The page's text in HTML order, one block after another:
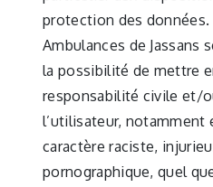
protection des données.
Ambulances de Jassans
la possibilité de mettre
responsabilité civile et/
l’utilisateur, notamment
caractère raciste,
pornographique, quel